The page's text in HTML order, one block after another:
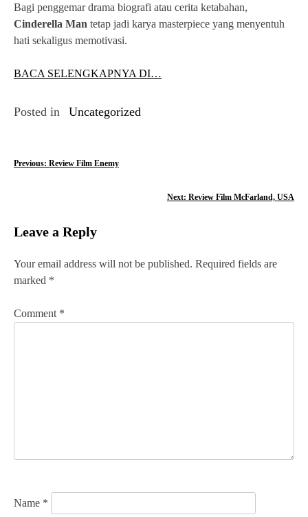
Bagi penggemar drama biografi atau cerita ketabahan,
Cinderella Man tetap jadi karya masterpiece yang menyentuh
hati sekaligus memotivasi.
BACA SELENGKAPNYA DI…
Posted in Uncategorized
P
t
n
a
v
o
Previous: Review Film Enemy
Next: Review Film McFarland, USA
Leave a Reply
Your email address will not be published. Required fields are
marked *
Comment *
Name *